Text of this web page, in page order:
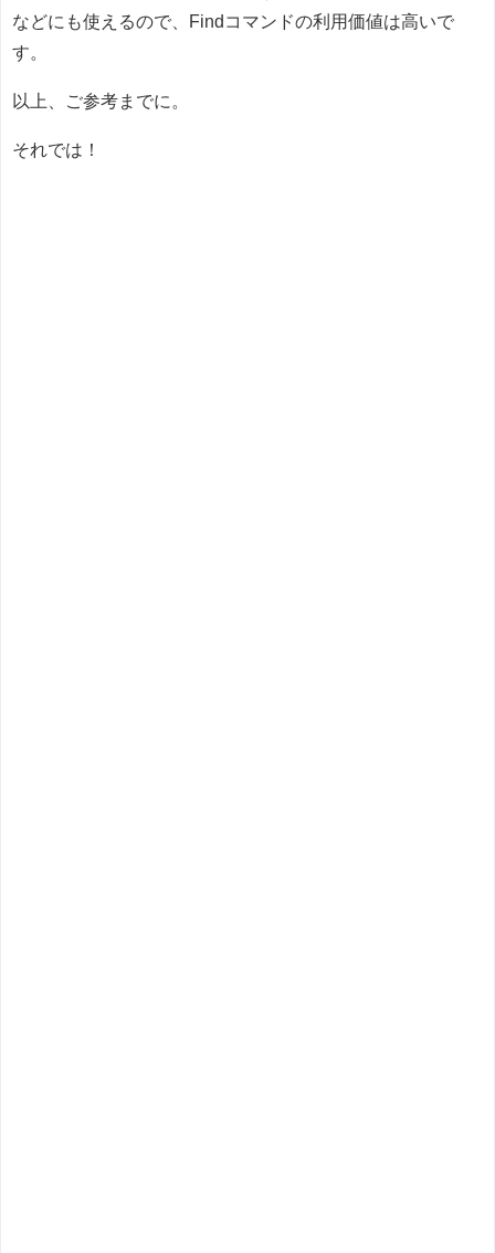
などにも使えるので、Findコマンドの利用価値は高いで
す。
以上、ご参考までに。
それでは！